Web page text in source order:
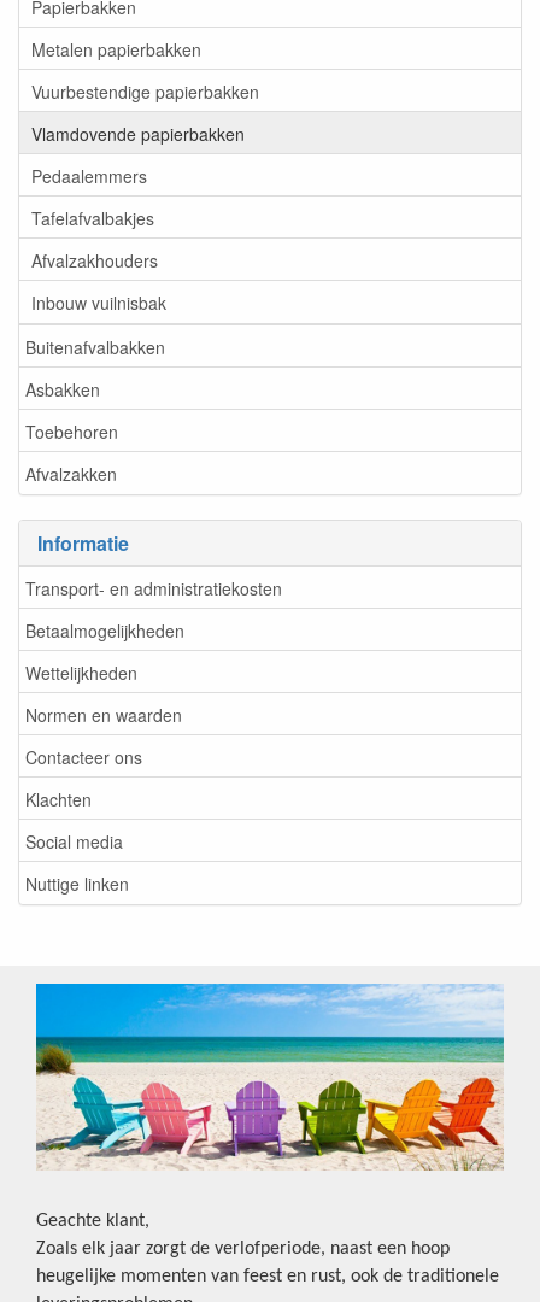
Papierbakken
Metalen papierbakken
Vuurbestendige papierbakken
Vlamdovende papierbakken
Pedaalemmers
Tafelafvalbakjes
Afvalzakhouders
Inbouw vuilnisbak
Buitenafvalbakken
Asbakken
Toebehoren
Afvalzakken
Informatie
Transport- en administratiekosten
Betaalmogelijkheden
Wettelijkheden
Normen en waarden
Contacteer ons
Klachten
Social media
Nuttige linken
Geachte klant,
Zoals elk jaar zorgt de verlofperiode, naast een hoop
heugelijke momenten van feest en rust, ook de traditionele